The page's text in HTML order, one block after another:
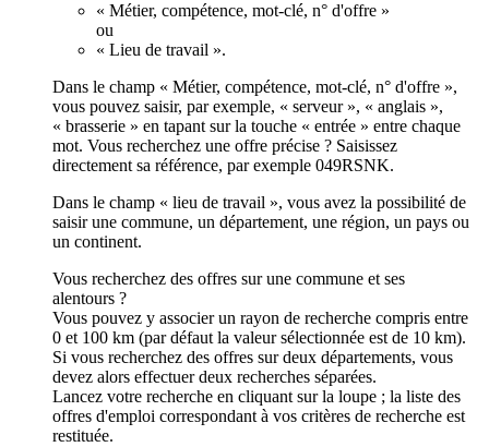
« Métier, compétence, mot-clé, n° d'offre »
ou
« Lieu de travail ».
Dans le champ « Métier, compétence, mot-clé, n° d'offre »,
vous pouvez saisir, par exemple, « serveur », « anglais »,
« brasserie » en tapant sur la touche « entrée » entre chaque
mot. Vous recherchez une offre précise ? Saisissez
directement sa référence, par exemple 049RSNK.
Dans le champ « lieu de travail », vous avez la possibilité de
saisir une commune, un département, une région, un pays ou
un continent.
Vous recherchez des offres sur une commune et ses
alentours ?
Vous pouvez y associer un rayon de recherche compris entre
0 et 100 km (par défaut la valeur sélectionnée est de 10 km).
Si vous recherchez des offres sur deux départements, vous
devez alors effectuer deux recherches séparées.
Lancez votre recherche en cliquant sur la loupe ; la liste des
offres d'emploi correspondant à vos critères de recherche est
restituée.